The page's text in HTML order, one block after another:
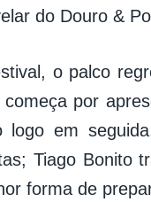
do Douro &
o palco
por
logo em
Tiago Bonito
forma de